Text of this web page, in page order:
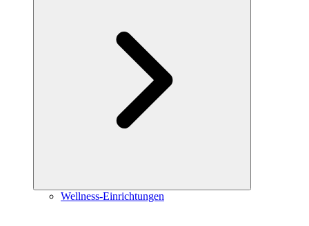
Wellness-Einrichtungen